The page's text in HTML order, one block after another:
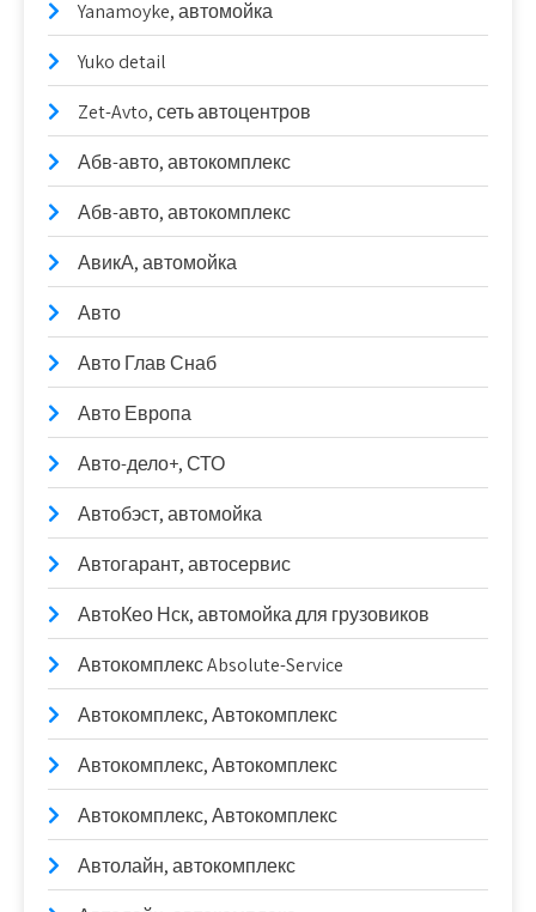
Yanamoyke, автомойка
Yuko detail
Zet-Avto, сеть автоцентров
Абв-авто, автокомплекс
Абв-авто, автокомплекс
АвикА, автомойка
Авто
Авто Глав Снаб
Авто Европа
Авто-дело+, СТО
Автобэст, автомойка
Автогарант, автосервис
АвтоКео Нск, автомойка для грузовиков
Автокомплекс Absolute-Service
Автокомплекс, Автокомплекс
Автокомплекс, Автокомплекс
Автокомплекс, Автокомплекс
Автолайн, автокомплекс